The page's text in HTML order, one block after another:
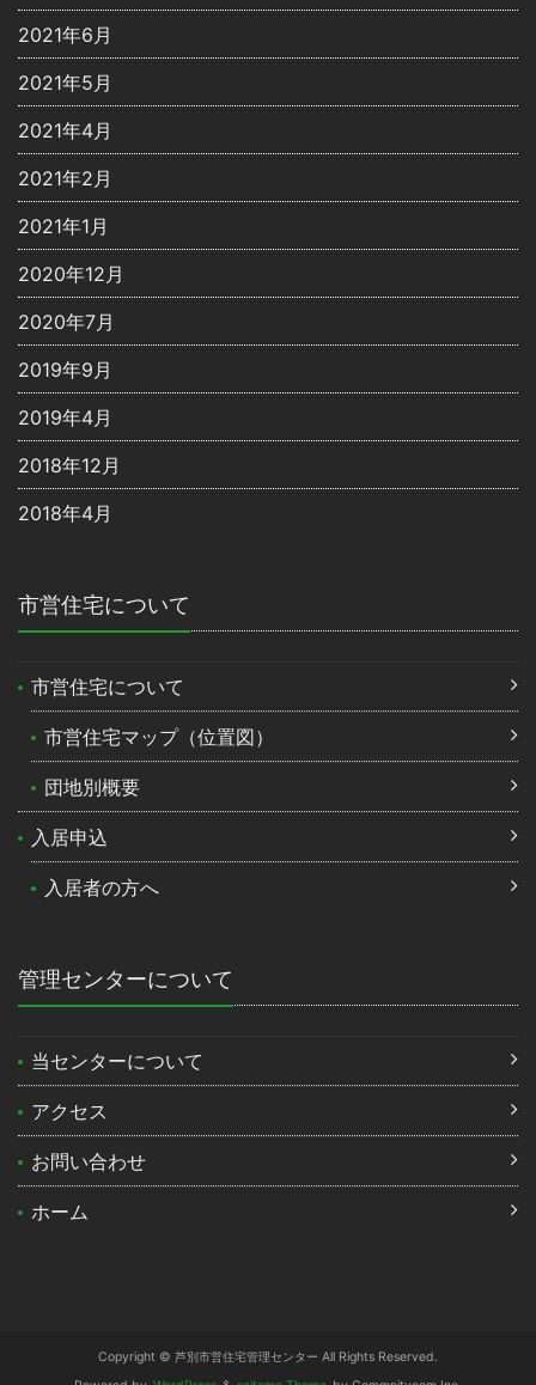
2021年6月
2021年5月
2021年4月
2021年2月
2021年1月
2020年12月
2020年7月
2019年9月
2019年4月
2018年12月
2018年4月
市営住宅について
市営住宅について
市営住宅マップ（位置図）
団地別概要
入居申込
入居者の方へ
管理センターについて
当センターについて
アクセス
お問い合わせ
ホーム
Copyright © 芦別市営住宅管理センター All Rights Reserved.